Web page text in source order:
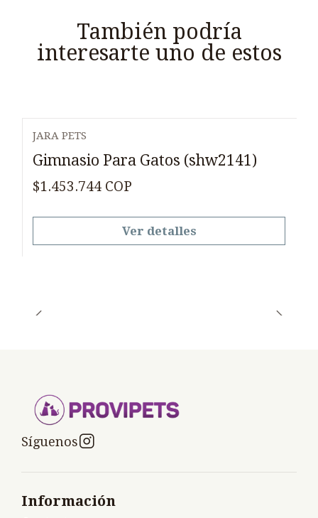
También podría
interesarte uno de estos
JARA PETS
Gimnasio Para Gatos (shw2141)
$1.453.744 COP
Ver detalles
Síguenos
Información